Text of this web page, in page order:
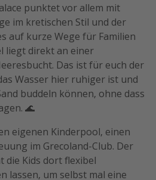
punktet vor allem mit
im kretischen Stil und der
auf kurze Wege für Familien
liegt direkt an einer
Das ist für euch der
Wasser hier ruhiger ist und
buddeln können, ohne dass
🌊
eigenen Kinderpool, einen
im Grecoland-Club. Der
die Kids dort flexibel
lassen, um selbst mal eine